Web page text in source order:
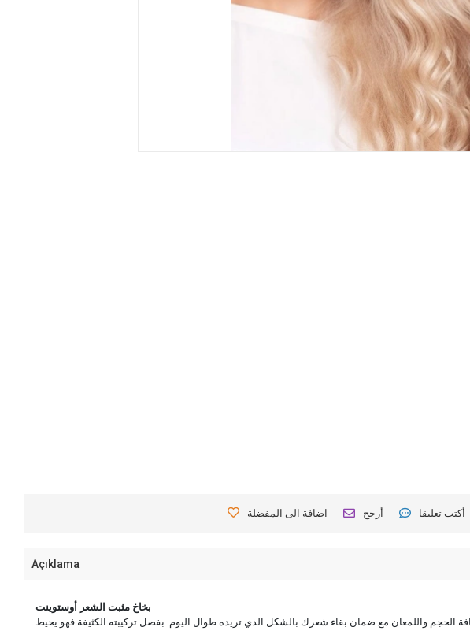
اضافة الى المفضلة أرجح أكتب تعليقا
Açıklama
بخاخ مثبت الشعر أوستوينت
الحجم واللمعان مع ضمان بقاء شعرك بالشكل الذي تريده طوال اليوم. بفضل تركيبته الكثيفة فهو يحيط